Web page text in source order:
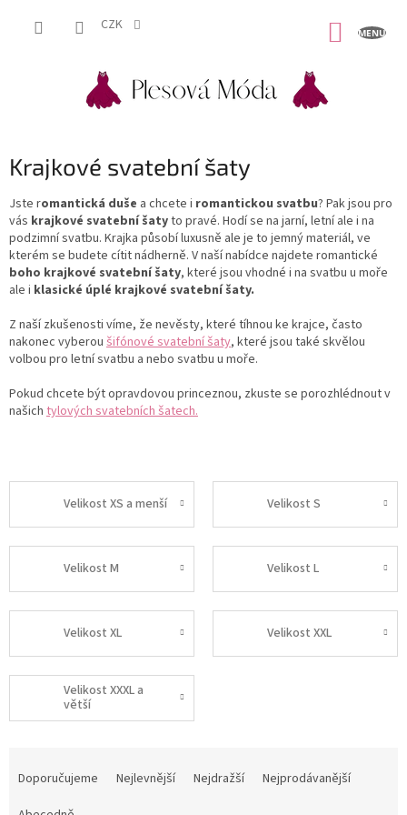
CZK
Krajkové svatební šaty
Jste romantická duše a chcete i romantickou svatbu? Pak jsou pro
vás krajkové svatební šatyto pravé. Hodí se na jarní, letní ale i na
podzimní svatbu. Krajka působí luxusně ale je to jemný materiál, ve
kterém se budete cítit nádherně. V naší nabídce najdete romantické
boho krajkové svatební šaty, které jsou vhodné i na svatbu u moře
ale i klasické úplé krajkové svatební šaty.
Z naší zkušenosti víme, že nevěsty, které tíhnou ke krajce, často
nakonec vyberou šifónové svatební šaty, které jsou také skvělou
volbou pro letní svatbu a nebo svatbu u moře.
Pokud chcete být opravdovou princeznou, zkuste se porozhlédnout v
našich tylových svatebních šatech.
Velikost XS a menší Velikost S
Velikost M Velikost L
Velikost XL Velikost XXL
Velikost XXXL a
větší
Doporučujeme Nejlevnější Nejdražší
Nejprodávanější